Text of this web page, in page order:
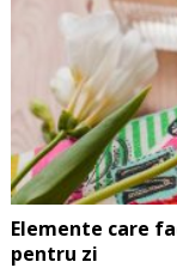
Elemente care
pentru zi